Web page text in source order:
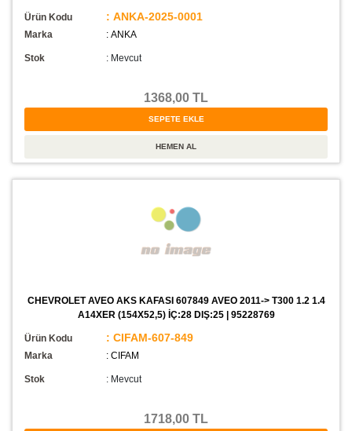
Ürün Kodu : ANKA-2025-0001
Marka : ANKA
Stok : Mevcut
1368,00 TL
CHEVROLET AVEO AKS KAFASI 607849 AVEO 2011-> T300 1.2 1.4
A14XER (154X52,5) İÇ:28 DIŞ:25 | 95228769
Ürün Kodu : CIFAM-607-849
Marka : CIFAM
Stok : Mevcut
1718,00 TL